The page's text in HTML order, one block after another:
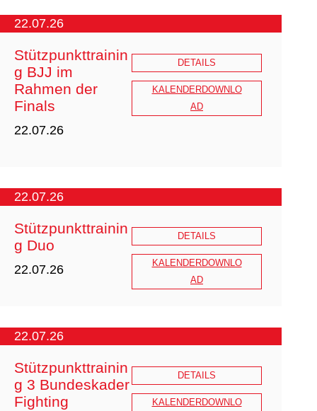
22.07.26
Stützpunkttrainin
g BJJ im
Rahmen der
Finals
22.07.26
DETAILS
KALENDERDOWNLO
AD
22.07.26
Stützpunkttrainin
g Duo
22.07.26
DETAILS
KALENDERDOWNLO
AD
22.07.26
Stützpunkttrainin
g 3 Bundeskader
Fighting
DETAILS
KALENDERDOWNLO